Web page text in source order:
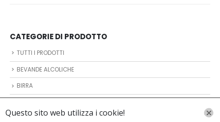
CATEGORIE DI PRODOTTO
TUTTI I PRODOTTI
BEVANDE ALCOLICHE
BIRRA
Questo sito web utilizza i cookie!